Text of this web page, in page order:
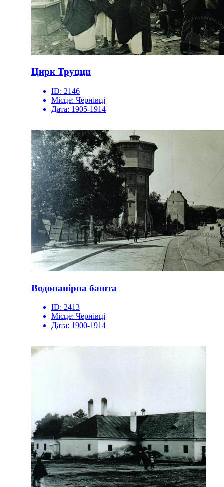
Цирк Труцци
ID: 2146
Місце: Чернівці
Дата: 1905-1914
Водонапірна башта
ID: 2413
Місце: Чернівці
Дата: 1900-1914